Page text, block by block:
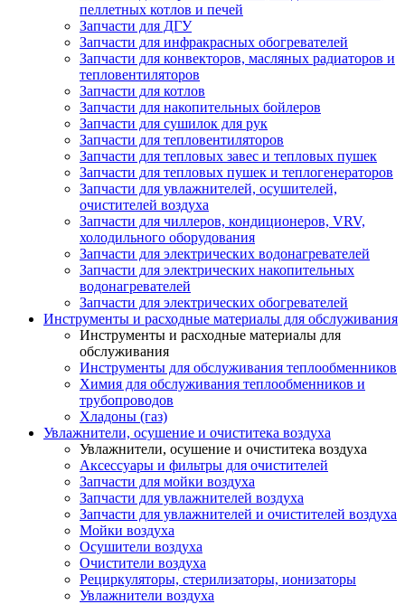
пеллетных котлов и печей
Запчасти для ДГУ
Запчасти для инфракрасных обогревателей
Запчасти для конвекторов, масляных радиаторов и
тепловентиляторов
Запчасти для котлов
Запчасти для накопительных бойлеров
Запчасти для сушилок для рук
Запчасти для тепловентиляторов
Запчасти для тепловых завес и тепловых пушек
Запчасти для тепловых пушек и теплогенераторов
Запчасти для увлажнителей, осушителей,
очистителей воздуха
Запчасти для чиллеров, кондиционеров, VRV,
холодильного оборудования
Запчасти для электрических водонагревателей
Запчасти для электрических накопительных
водонагревателей
Запчасти для электрических обогревателей
Инструменты и расходные материалы для обслуживания
Инструменты и расходные материалы для
обслуживания
Инструменты для обслуживания теплообменников
Химия для обслуживания теплообменников и
трубопроводов
Хладоны (газ)
Увлажнители, осушение и очиститека воздуха
Увлажнители, осушение и очиститека воздуха
Аксессуары и фильтры для очистителей
Запчасти для мойки воздуха
Запчасти для увлажнителей воздуха
Запчасти для увлажнителей и очистителей воздуха
Мойки воздуха
Осушители воздуха
Очистители воздуха
Рециркуляторы, стерилизаторы, ионизаторы
Увлажнители воздуха